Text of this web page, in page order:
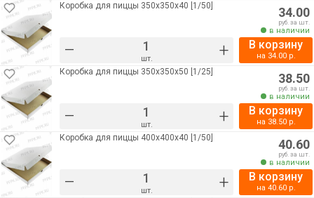
Коробка для пиццы 350х350х40 [1/50]
– шт. +
34.00
руб. за шт.
в наличии
В корзину
на 34.00р.
Коробка для пиццы 350х350х50 [1/25]
– шт. +
38.50
руб. за шт.
в наличии
В корзину
на 38.50р.
Коробка для пиццы 400х400х40 [1/50]
– шт. +
40.60
руб. за шт.
в наличии
В корзину
на 40.60р.